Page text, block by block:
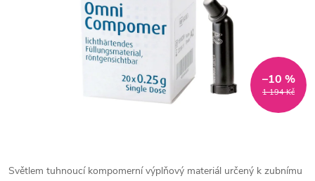
1 194 Kč
–10 %
Světlem tuhnoucí kompomerní výplňový materiál určený k zubnímu